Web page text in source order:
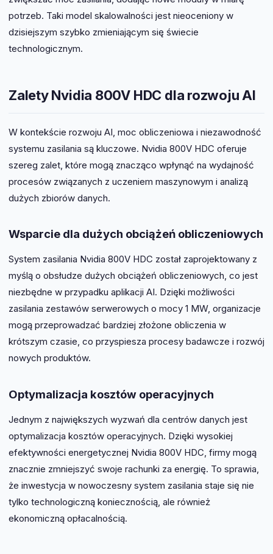
potrzeb. Taki model skalowalności jest nieoceniony w
dzisiejszym szybko zmieniającym się świecie
technologicznym.
Zalety Nvidia 800V HDC dla rozwoju AI
W kontekście rozwoju AI, moc obliczeniowa i niezawodność
systemu zasilania są kluczowe. Nvidia 800V HDC oferuje
szereg zalet, które mogą znacząco wpłynąć na wydajność
procesów związanych z uczeniem maszynowym i analizą
dużych zbiorów danych.
Wsparcie dla dużych obciążeń obliczeniowych
System zasilania Nvidia 800V HDC został zaprojektowany z
myślą o obsłudze dużych obciążeń obliczeniowych, co jest
niezbędne w przypadku aplikacji AI. Dzięki możliwości
zasilania zestawów serwerowych o mocy 1 MW, organizacje
mogą przeprowadzać bardziej złożone obliczenia w
krótszym czasie, co przyspiesza procesy badawcze i rozwój
nowych produktów.
Optymalizacja kosztów operacyjnych
Jednym z największych wyzwań dla centrów danych jest
optymalizacja kosztów operacyjnych. Dzięki wysokiej
efektywności energetycznej Nvidia 800V HDC, firmy mogą
znacznie zmniejszyć swoje rachunki za energię. To sprawia,
że inwestycja w nowoczesny system zasilania staje się nie
tylko technologiczną koniecznością, ale również
ekonomiczną opłacalnością.